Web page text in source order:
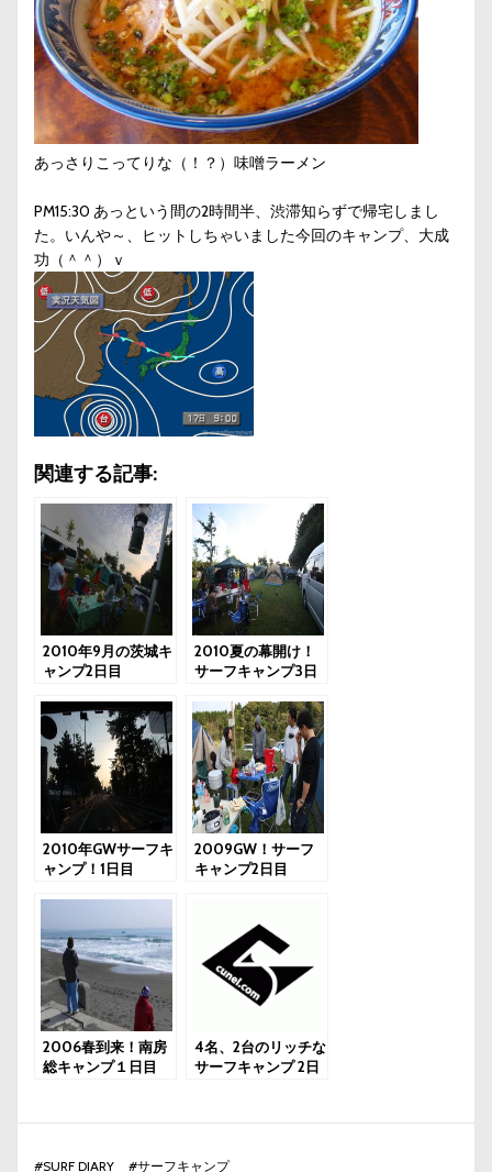
あっさりこってりな（！？）味噌ラーメン
PM15:30 あっという間の2時間半、渋滞知らずで帰宅しまし
た。いんや～、ヒットしちゃいました今回のキャンプ、大成
功（＾＾）ｖ
関連する記事:
2010年9月の茨城キ
ャンプ2日目
2010夏の幕開け！
サーフキャンプ3日
2010年GWサーフキ
ャンプ！1日目
2009GW！サーフ
キャンプ2日目
2006春到来！南房
総キャンプ１日目
4名、2台のリッチな
サーフキャンプ 2日
#SURF DIARY #サーフキャンプ